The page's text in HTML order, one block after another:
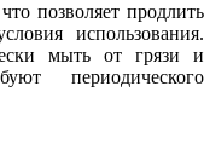
позволяет продлить
использования.
мыть от грязи и
периодического